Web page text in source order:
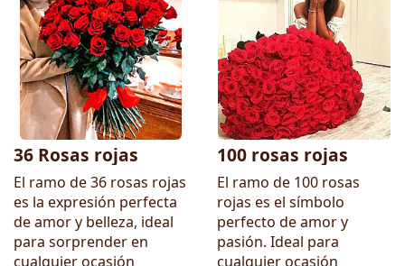
36 Rosas rojas
El ramo de 36 rosas rojas
es la expresión perfecta
de amor y belleza, ideal
para sorprender en
cualquier ocasión
100 rosas rojas
El ramo de 100 rosas
rojas es el símbolo
perfecto de amor y
pasión. Ideal para
cualquier ocasión